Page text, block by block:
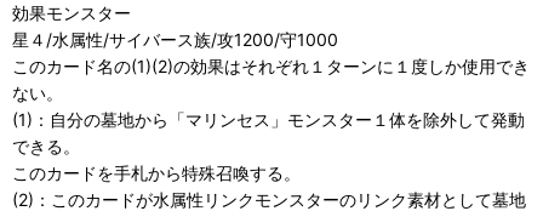
効果モンスター
星４/水属性/サイバース族/攻1200/守1000
このカード名の(1)(2)の効果はそれぞれ１ターンに１度しか使用でき
ない。
(1)：自分の墓地から「マリンセス」モンスター１体を除外して発動
できる。
このカードを手札から特殊召喚する。
(2)：このカードが水属性リンクモンスターのリンク素材として墓地